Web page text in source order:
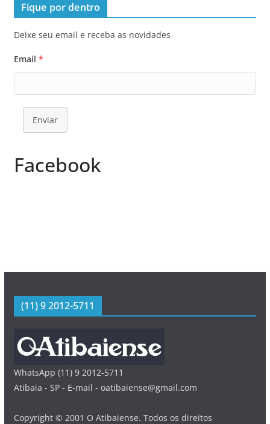
Fique por dentro
Deixe seu email e receba as novidades
Email *
Enviar
Facebook
(11) 9 2012-5711
WhatsApp (11) 9 2012-5711
Atibaia - SP - E-mail - oatibaiense@gmail.com
Copyright © 2001 O Atibaiense. Todos os direitos